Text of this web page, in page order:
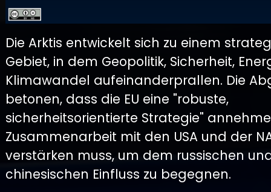
Die Arktis entwickelt sich zu einem
Gebiet, in dem Geopolitik, Sicherheit,
Klimawandel aufeinanderprallen. Die
betonen, dass die EU eine "robuste,
sicherheitsorientierte Strategie"
Zusammenarbeit mit den USA und der
verstärken muss, um dem russischen
chinesischen Einfluss zu begegnen.